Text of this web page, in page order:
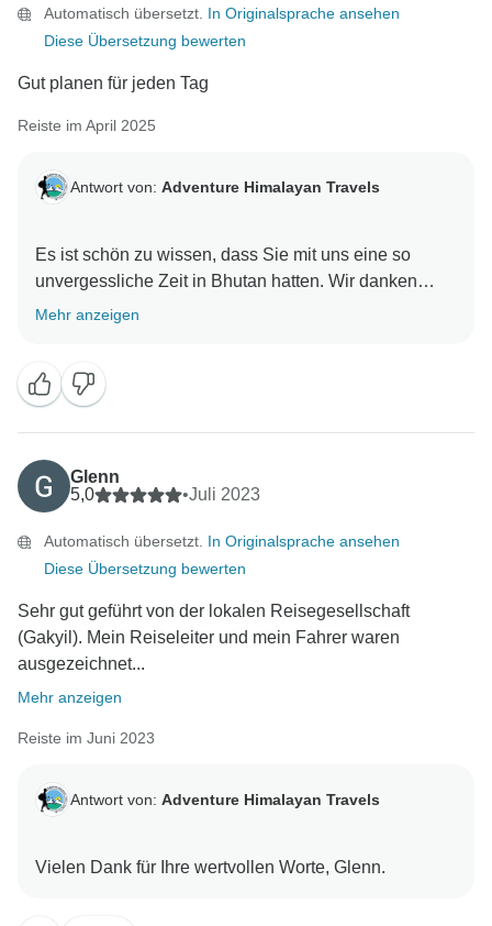
Automatisch übersetzt. In Originalsprache ansehen
Diese Übersetzung bewerten
Gut planen für jeden Tag
Reiste im April 2025
Antwort von: Adventure Himalayan Travels
Es ist schön zu wissen, dass Sie mit uns eine so
unvergessliche Zeit in Bhutan hatten. Wir danken
Mehr anzeigen
Glenn
5,0
•Juli 2023
Automatisch übersetzt. In Originalsprache ansehen
Diese Übersetzung bewerten
Sehr gut geführt von der lokalen Reisegesellschaft
(Gakyil). Mein Reiseleiter und mein Fahrer waren
ausgezeichnet...
Mehr anzeigen
Reiste im Juni 2023
Antwort von: Adventure Himalayan Travels